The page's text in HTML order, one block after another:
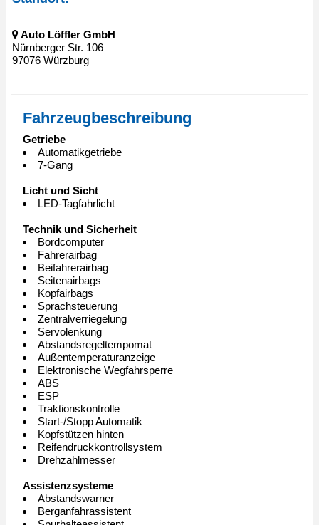
Auto Löffler GmbH
Nürnberger Str. 106
97076 Würzburg
Fahrzeugbeschreibung
Getriebe
Automatikgetriebe
7-Gang
Licht und Sicht
LED-Tagfahrlicht
Technik und Sicherheit
Bordcomputer
Fahrerairbag
Beifahrerairbag
Seitenairbags
Kopfairbags
Sprachsteuerung
Zentralverriegelung
Servolenkung
Abstandsregeltempomat
Außentemperaturanzeige
Elektronische Wegfahrsperre
ABS
ESP
Traktionskontrolle
Start-/Stopp Automatik
Kopfstützen hinten
Reifendruckkontrollsystem
Drehzahlmesser
Assistenzsysteme
Abstandswarner
Berganfahrassistent